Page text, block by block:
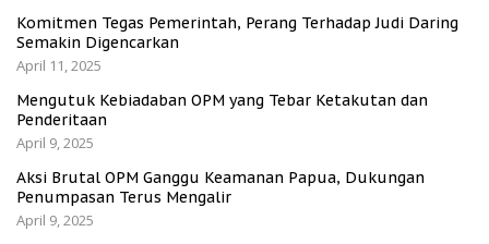
Komitmen Tegas Pemerintah, Perang Terhadap Judi Daring
Semakin Digencarkan
April 11, 2025
Mengutuk Kebiadaban OPM yang Tebar Ketakutan dan
Penderitaan
April 9, 2025
Aksi Brutal OPM Ganggu Keamanan Papua, Dukungan
Penumpasan Terus Mengalir
April 9, 2025